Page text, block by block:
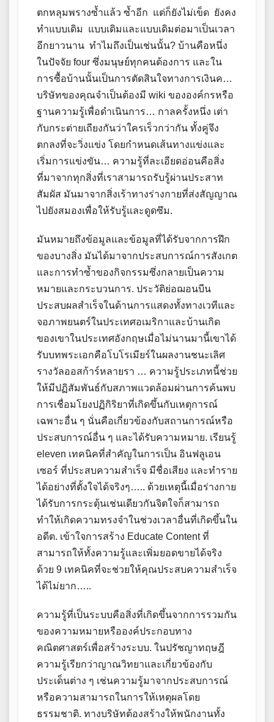
ตกหลุมพรางซ้ำแล้ว ซ้ำอีก แต่ก็ยังไม่เข็ด ยังคง
ทำแบบเดิม แบบเดิมและแบบเดิมต่อมาเป็นเวลา
อีกยาวนาน ทำไมถึงเป็นเช่นนั้น? บ้านคือหนึ่ง
ในปัจจัย four ซึ่งมนุษย์ทุกคนต้องการ และใน
การซื้อบ้านนั้นเป็นการตัดสินใจทางการเงินค…
บริษัทของคุณจำเป็นต้องมี wiki ขององค์กรหรือ
ฐานความรู้เพื่อดำเนินการ… กาลครั้งหนึ่ง เต่า
กับกระต่ายเถียงกันว่าใครเร็วกว่ากัน ทั้งคู่จึง
ตกลงที่จะวิ่งแข่ง โดยกำหนดเส้นทางแข่งและ
เริ่มการแข่งขัน… ความรู้ที่ละเอียดอ่อนคือสิ่ง
ที่มาจากทุกสิ่งที่เราสามารถรับรู้ผ่านประสาท
สัมผัส มันมาจากสิ่งเร้าทางร่างกายที่ส่งสัญญาณ
ไปยังสมองเพื่อให้รับรู้และดูดซึม.
มันหมายถึงข้อมูลและข้อมูลที่ได้รับจากการฝึก
ของบางสิ่ง มันได้มาจากประสบการณ์การสังเกต
และการทำซ้ำของกิจกรรมซึ่งกลายเป็นความ
หมายและกระบวนการ. ประวัติย่อฌอนบีน
ประสบผลสำเร็จในด้านการแสดงทั้งทางเวทีและ
จอภาพยนตร์ในประเทศอเมริกาและบ้านเกิด
ของเขาในประเทศอังกฤษเมื่อไม่นานมานี้เขาได้
รับบทพระเอกคือโบโรเมียร์ในผลงานชนะเลิศ
รางวัลออสก้าร์หลายรา … ความรู้ประเภทนี้ช่วย
ให้มีปฏิสัมพันธ์กับสภาพแวดล้อมผ่านการค้นพบ
การเชื่อมโยงปฏิกิริยาที่เกิดขึ้นกับเหตุการณ์
เฉพาะอื่น ๆ นั่นคือเกี่ยวข้องกับสถานการณ์หรือ
ประสบการณ์อื่น ๆ และได้รับความหมาย. เรียนรู้
eleven เทคนิคที่สำคัญในการเป็น อินฟลูเอน
เซอร์ ที่ประสบความสำเร็จ มีชื่อเสียง และทำราย
ได้อย่างที่ตั้งใจได้จริงๆ….. ด้วยเหตุนี้เมื่อร่างกาย
ได้รับการกระตุ้นเช่นเดียวกันจิตใจก็สามารถ
ทำให้เกิดความทรงจำในช่วงเวลาอื่นที่เกิดขึ้นใน
อดีต. เข้าใจการสร้าง Educate Content ที่
สามารถให้ทั้งความรู้และเพิ่มยอดขายได้จริง
ด้วย 9 เทคนิคที่จะช่วยให้คุณประสบความสำเร็จ
ได้ไม่ยาก…..
ความรู้ที่เป็นระบบคือสิ่งที่เกิดขึ้นจากการรวมกัน
ของความหมายหรือองค์ประกอบทาง
คณิตศาสตร์เพื่อสร้างระบบ. ในปรัชญาทฤษฎี
ความรู้เรียกว่าญาณวิทยาและเกี่ยวข้องกับ
ประเด็นต่าง ๆ เช่นความรู้มาจากประสบการณ์
หรือความสามารถในการให้เหตุผลโดย
ธรรมชาติ. ทางบริษัทต้องสร้างให้พนักงานทั้ง